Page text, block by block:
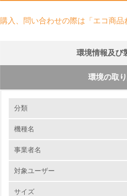
購入、問い合わせの際は「エコ商品
環境情報及び
環境の取
1.環境取り組み体制
No.
分類
機種名
事業者名
対象ユーザー
サイズ